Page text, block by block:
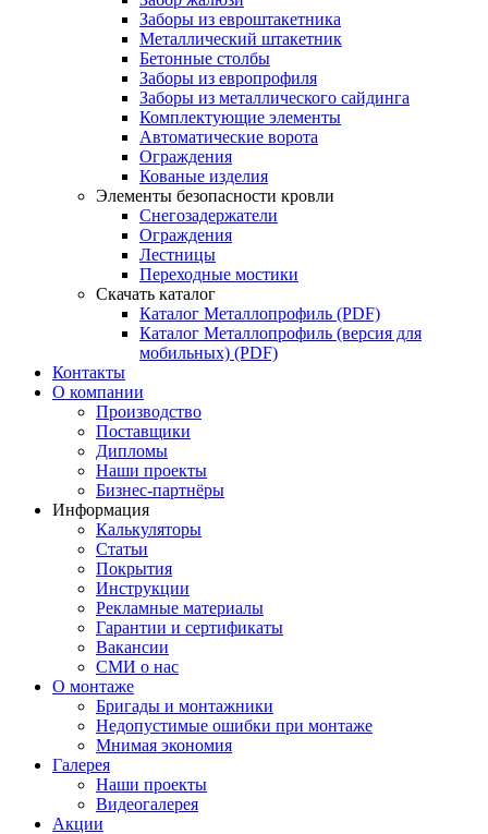
Заборы из евроштакетника
Металлический штакетник
Бетонные столбы
Заборы из европрофиля
Заборы из металлического сайдинга
Комплектующие элементы
Автоматические ворота
Ограждения
Кованые изделия
Элементы безопасности кровли
Снегозадержатели
Ограждения
Лестницы
Переходные мостики
Скачать каталог
Каталог Металлопрофиль (PDF)
Каталог Металлопрофиль (версия для
мобильных) (PDF)
Контакты
О компании
Производство
Поставщики
Дипломы
Наши проекты
Бизнес-партнёры
Информация
Калькуляторы
Статьи
Покрытия
Инструкции
Рекламные материалы
Гарантии и сертификаты
Вакансии
СМИ о нас
О монтаже
Бригады и монтажники
Недопустимые ошибки при монтаже
Мнимая экономия
Галерея
Наши проекты
Видеогалерея
Акции